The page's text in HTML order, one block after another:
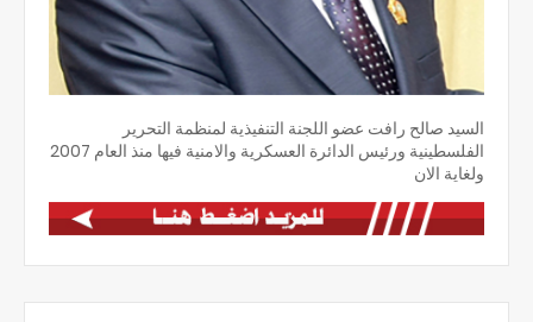
السيد صالح رافت عضو اللجنة التنفيذية لمنظمة التحرير
الفلسطينية ورئيس الدائرة العسكرية والامنية فيها منذ العام 2007
ولغاية الان